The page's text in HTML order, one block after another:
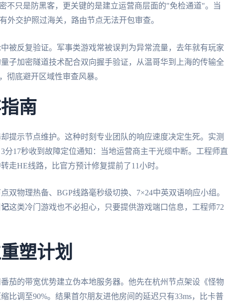
不只是防黑客，更关键的是建立运营商层面的"免检通道"。当
外交护照过海关，路由节点无法开包审查。
被反复验证。军事类游戏常被误判为异常流量，去年就有玩家
子加密隧道技术配合双向握手验证，从温哥华到上海的传输全
彻底避开区域性审查风暴。
南
提示节点维护。这种时刻专业团队的响应速度决定生死。实测
17秒收到故障定位通知：当地运营商主干光缆中断。工程师直
走HE线路，比官方预计修复提前了11小时。
双物理热备、BGP线路毫秒级切换、7×24中英双语响应小组。
这类冷门游戏也不必担心，只要提供游戏端口信息，工程师72
塑计划
茄的带宽优势建立伪本地服务器。他先在杭州节点架设《怪物
比调至90%。结果首尔朋友进他房间的延迟只有33ms，比卡普